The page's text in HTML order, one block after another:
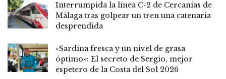
Interrumpida la línea C-2 de Cercanías de
Málaga tras golpear un tren una catenaria
desprendida
«Sardina fresca y un nivel de grasa
óptimo»: El secreto de Sergio, mejor
espetero de la Costa del Sol 2026